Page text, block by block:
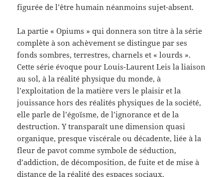
figurée de l’être humain néanmoins sujet-absent.
La partie « Opiums » qui donnera son titre à la série
complète à son achèvement se distingue par ses
fonds sombres, terrestres, charnels et « lourds ».
Cette série évoque pour Louis-Laurent Leis la liaison
au sol, à la réalité physique du monde, à
l’exploitation de la matière vers le plaisir et la
jouissance hors des réalités physiques de la société,
elle parle de l’égoïsme, de l’ignorance et de la
destruction. Y transparaît une dimension quasi
organique, presque viscérale ou décadente, liée à la
fleur de pavot comme symbole de séduction,
d’addiction, de décomposition, de fuite et de mise à
distance de la réalité des espaces sociaux.